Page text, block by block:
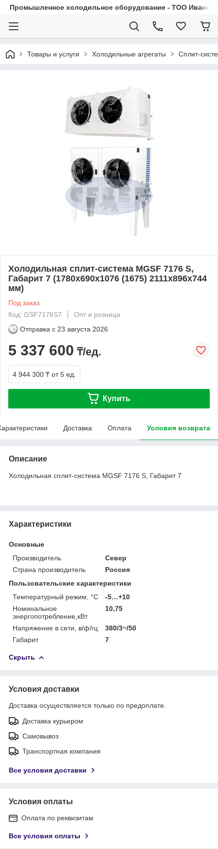
Промышленное холодильное оборудование - ТОО
Товары и услуги Холодильные агрегаты Сплит-
Холодильная сплит-система МGSF 7176 S,
Габарит 7 (1780х690х1076 (1675) 2111х896х744
мм)
Под заказ
Код: GSF7176S7
Опт и розница
Отправка с 23 августа 2026
5 337 600 ₸/ед.
4 944 300 ₸ от 5 ед.
Купить
Доставка Оплата Условия возврата
Описание
Холодильная сплит-система МGSF 7176 S, Габарит 7
Характеристики
Основные
Производитель
Север
Страна производитель
Россия
Пользовательские характеристики
Температурный режим, °С
-5…+10
Номинальное
энергопотребление,кВт
10,75
Напряжение в сети, в/ф/гц
380/3~/50
Габарит
7
Скрыть
Условия доставки
Доставка осуществляется только по предоплате.
Доставка курьером
Самовывоз
Транспортная компания
Все условия доставки
Условия оплаты
Оплата по реквизитам
Все условия оплаты